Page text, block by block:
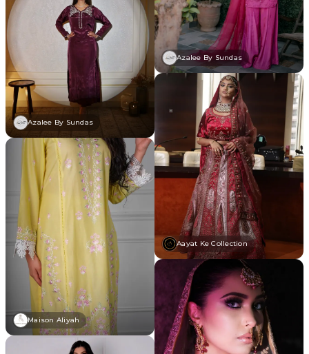
Azalee By Sundas
Maison Aliyah
Azalee By Sundas
Aayat Ke Collection